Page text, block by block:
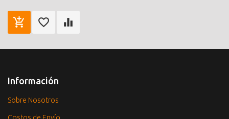
Información
Sobre Nosotros